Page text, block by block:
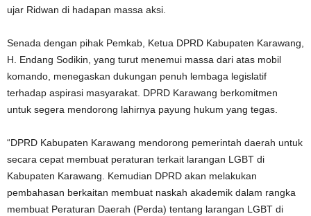
ujar Ridwan di hadapan massa aksi.
Senada dengan pihak Pemkab, Ketua DPRD Kabupaten Karawang,
H. Endang Sodikin, yang turut menemui massa dari atas mobil
komando, menegaskan dukungan penuh lembaga legislatif
terhadap aspirasi masyarakat. DPRD Karawang berkomitmen
untuk segera mendorong lahirnya payung hukum yang tegas.
“DPRD Kabupaten Karawang mendorong pemerintah daerah untuk
secara cepat membuat peraturan terkait larangan LGBT di
Kabupaten Karawang. Kemudian DPRD akan melakukan
pembahasan berkaitan membuat naskah akademik dalam rangka
membuat Peraturan Daerah (Perda) tentang larangan LGBT di